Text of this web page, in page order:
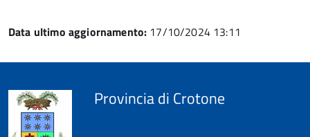
Data ultimo aggiornamento: 17/10/2024 13:11
Provincia di Crotone